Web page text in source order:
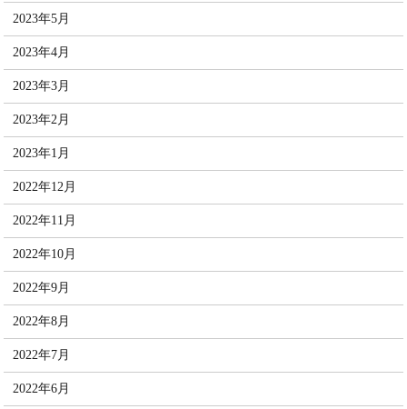
2023年5月
2023年4月
2023年3月
2023年2月
2023年1月
2022年12月
2022年11月
2022年10月
2022年9月
2022年8月
2022年7月
2022年6月